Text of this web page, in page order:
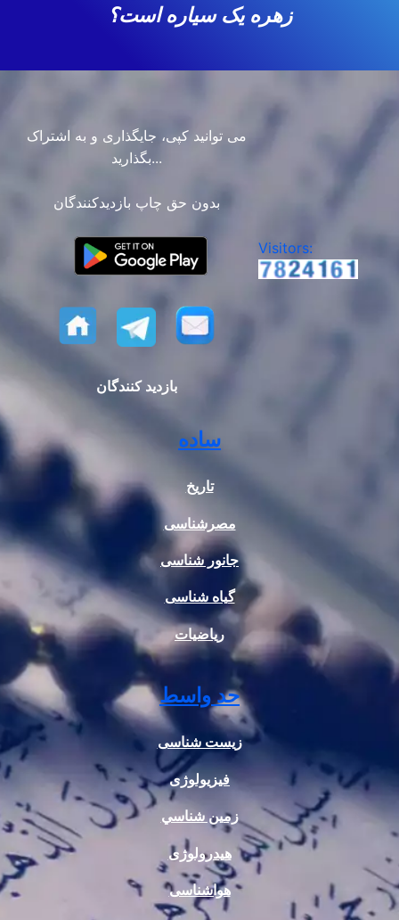
زهره یک سیاره است؟
می توانید کپی، جایگذاری و به اشتراک
بگذارید...
بدون حق چاپ بازدیدکنندگان
بازدید کنندگان
Visitors:
ساده
تاریخ
مصرشناسی
جانور شناسی
گیاه شناسی
ریاضیات
حد واسط
زیست شناسی
فیزیولوژی
زمين شناسي
هیدرولوژی
هواشناسی